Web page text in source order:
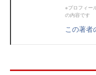
※プロフィー
の内容です
この著者